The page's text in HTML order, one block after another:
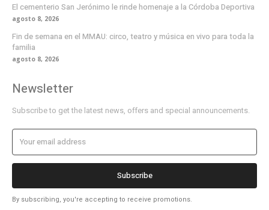
El cementerio San Jerónimo le rinde homenaje a la Córdoba Deportiva
agosto 8, 2026
Fin de semana en el MMAU: circo, teatro y música en vivo para toda la
familia
agosto 8, 2026
Newsletter
Subscribe to get the latest news, offers and special announcements.
Subscribe
By subscribing, you're accepting to receive promotions.